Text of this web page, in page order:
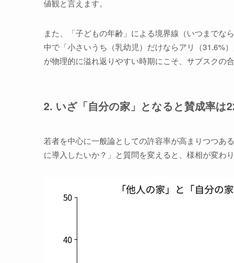
値観と言えます。
また、「子どもの年齢」による境界線（いつまでな
中で「小さいうち（乳幼児）だけならアリ（31.6%
が物理的に溢れ返りやすい時期にこそ、サブスクの
2. いざ「自分の家」となると賛成率は
若者を中心に一般論としての許容率が高まりつつあ
に導入したいか？」と質問を変えると、様相が変わり